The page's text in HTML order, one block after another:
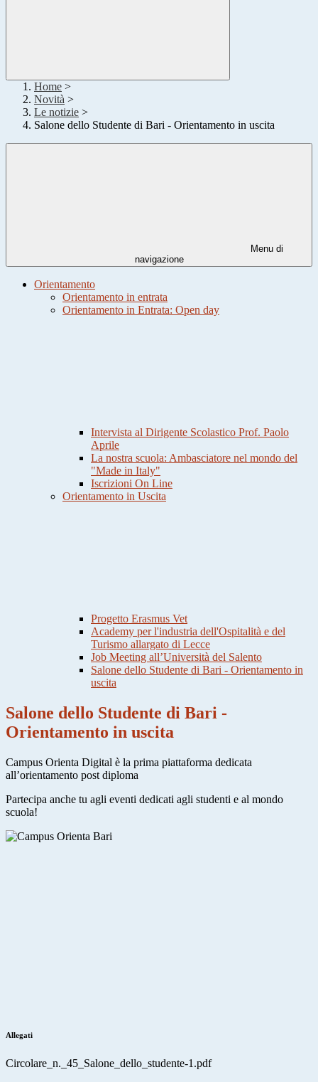
Home >
Novità >
Le notizie >
Salone dello Studente di Bari - Orientamento in uscita
Menu di
navigazione
Orientamento
Orientamento in entrata
Orientamento in Entrata: Open day
Intervista al Dirigente Scolastico Prof. Paolo
Aprile
La nostra scuola: Ambasciatore nel mondo del
"Made in Italy"
Iscrizioni On Line
Orientamento in Uscita
Progetto Erasmus Vet
Academy per l'industria dell'Ospitalità e del
Turismo allargato di Lecce
Job Meeting all’Università del Salento
Salone dello Studente di Bari - Orientamento in
uscita
Salone dello Studente di Bari -
Orientamento in uscita
Campus Orienta Digital è la prima piattaforma dedicata
all’orientamento post diploma
Partecipa anche tu agli eventi dedicati agli studenti e al mondo
scuola!
Allegati
Circolare_n._45_Salone_dello_studente-1.pdf